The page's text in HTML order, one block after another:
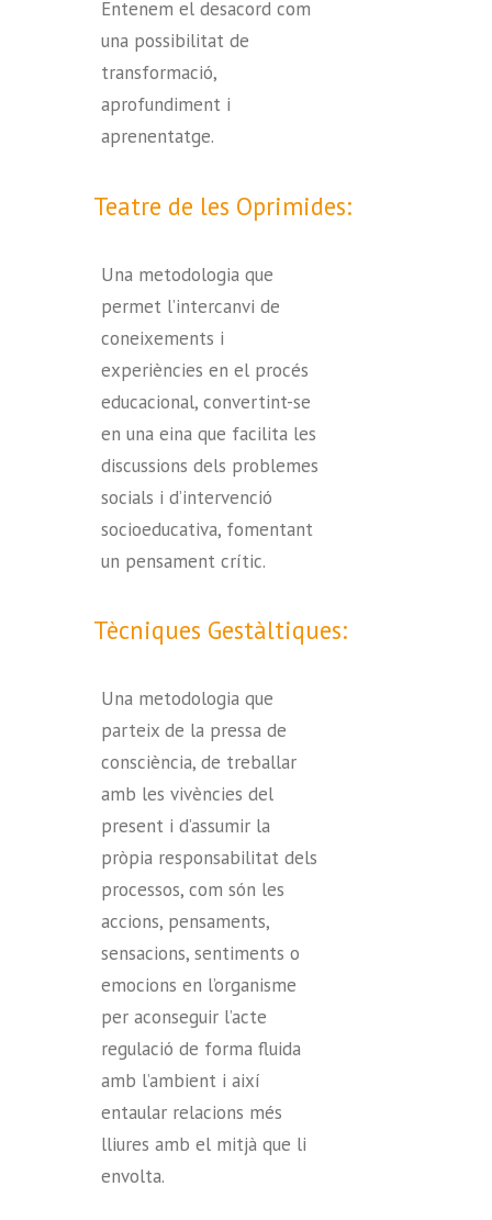
Entenem el desacord com
una possibilitat de
transformació,
aprofundiment i
aprenentatge.
Teatre de les Oprimides:
Una metodologia que
permet l’intercanvi de
coneixements i
experiències en el procés
educacional, convertint-se
en una eina que facilita les
discussions dels problemes
socials i d’intervenció
socioeducativa, fomentant
un pensament crític.
Tècniques Gestàltiques:
Una metodologia que
parteix de la pressa de
consciència, de treballar
amb les vivències del
present i d’assumir la
pròpia responsabilitat dels
processos, com són les
accions, pensaments,
sensacions, sentiments o
emocions en l’organisme
per aconseguir l’acte
regulació de forma fluida
amb l’ambient i així
entaular relacions més
lliures amb el mitjà que li
envolta.